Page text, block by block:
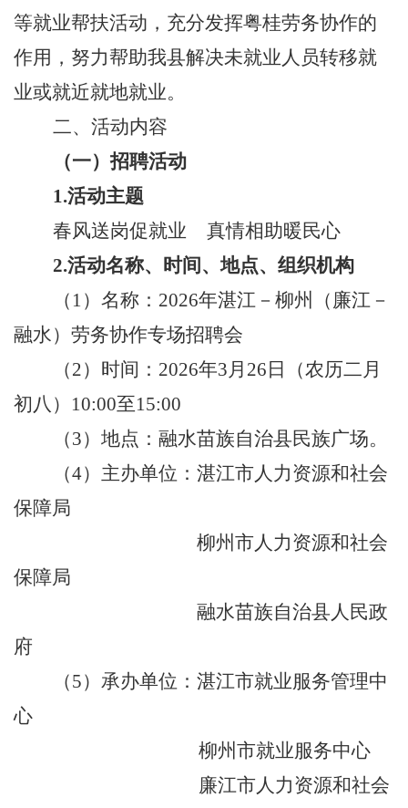
等就业帮扶活动，充分发挥粤桂劳务协作的
作用，努力帮助我县解决未就业人员转移就
业或就近就地就业。
二、活动内容
（一）招聘活动
1.活动主题
春风送岗促就业
真情相助暖民心
2.活动名称、时间、地点、组织机构
（ 1） 名称： 2026年湛江－ 柳州（廉江－
融水）劳务协作专场招聘会
（2） 时间： 2026年3月 26 日（农历二月
初八 ） 10:00至15:00
（3） 地点： 融水苗族自治县民族广场。
（4） 主办单位： 湛江市人力资源和社会
保障局
柳州市人力资源和社会
保障局
融水苗族自治县人民政
府
（5） 承办单位 ： 湛江市就业服务管理中
心
柳州市就业服务中心
廉江市人力资源和社会